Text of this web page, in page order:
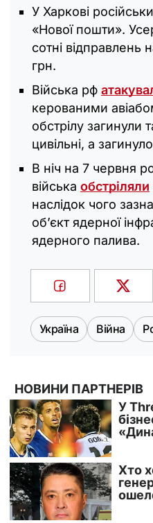
У Харкові
«Нової пошти».
сотні відправлень
грн.
Війська рф
керованими
обстрілу загинули
цивільні, а
В ніч на 7 червня
війська обстріляли
наслідок чого
об’єкт ядерної
ядерного палива.
Україна Війна